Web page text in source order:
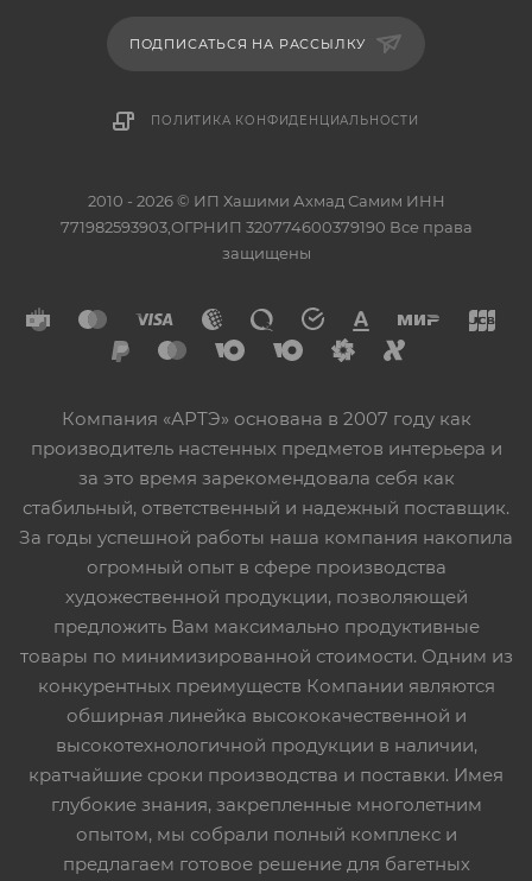
ПОДПИСАТЬСЯ НА РАССЫЛКУ
ПОЛИТИКА КОНФИДЕНЦИАЛЬНОСТИ
2010 - 2026 © ИП Хашими Ахмад Самим ИНН
771982593903,ОГРНИП 320774600379190 Все права
защищены
Компания «АРТЭ» основана в 2007 году как
производитель настенных предметов интерьера и
за это время зарекомендовала себя как
стабильный, ответственный и надежный поставщик.
За годы успешной работы наша компания накопила
огромный опыт в сфере производства
художественной продукции, позволяющей
предложить Вам максимально продуктивные
товары по минимизированной стоимости. Одним из
конкурентных преимуществ Компании являются
обширная линейка высококачественной и
высокотехнологичной продукции в наличии,
кратчайшие сроки производства и поставки. Имея
глубокие знания, закрепленные многолетним
опытом, мы собрали полный комплекс и
предлагаем готовое решение для багетных